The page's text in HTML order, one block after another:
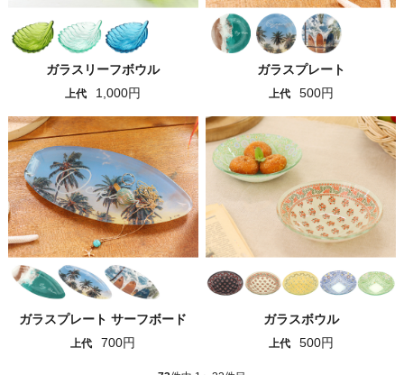
ガラスリーフボウル
上代 1,000円
ガラスプレート
上代 500円
ガラスプレート サーフボード
上代 700円
ガラスボウル
上代 500円